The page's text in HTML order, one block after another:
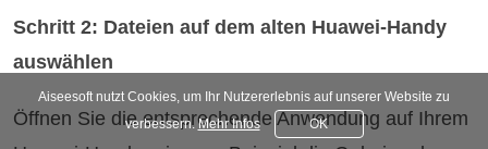
Schritt 2: Dateien auf dem alten Huawei-Handy
auswählen
Öffnen Sie die entsprechende Anwendung auf Ihrem
Aiseesoft nutzt Cookies, um Ihr Nutzererlebnis auf unserer Website zu
verbessern. Mehr Infos OK